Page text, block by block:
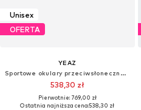
Unisex
OFERTA
YEAZ
Sportowe okulary przeciwsłoneczne 'Sunspark'
538,30 zł
Pierwotnie: 769,00 zł
Ostatnia najniższa cena:538,30 zł